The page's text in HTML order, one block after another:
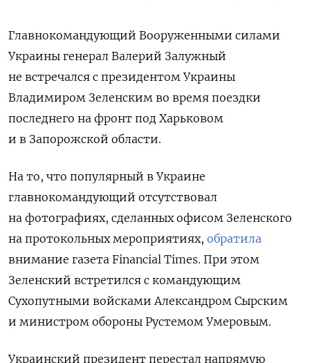
Главнокомандующий Вооруженными силами
Украины генерал Валерий Залужный
не встречался с президентом Украины
Владимиром Зеленским во время поездки
последнего на фронт под Харьковом
и в Запорожской области.
На то, что популярный в Украине
главнокомандующий отсутствовал
на фотографиях, сделанных офисом Зеленского
на протокольных мероприятиях, обратила
внимание газета Financial Times. При этом
Зеленский встретился с командующим
Сухопутными войсками Александром Сырским
и министром обороны Рустемом Умеровым.
Украинский президент перестал напрямую